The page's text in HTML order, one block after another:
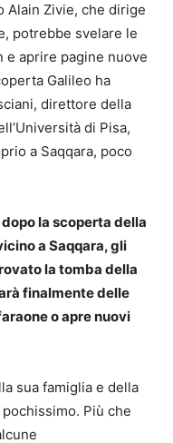
Alain Zivie, che dirige
potrebbe svelare le
e aprire pagine nuove
Galileo ha
direttore della
di Pisa,
a Saqqara, poco
la scoperta della
a Saqqara, gli
la tomba della
finalmente delle
o apre nuovi
sua famiglia e della
Più che